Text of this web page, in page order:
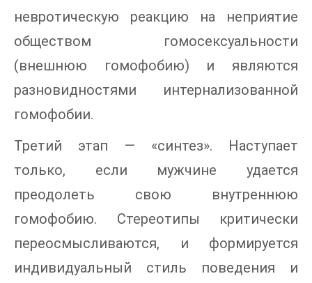
невротическую реакцию на неприятие
обществом гомосексуальности
(внешнюю гомофобию) и являются
разновидностями интернализованной
гомофобии.
Третий этап — «синтез». Наступает
только, если мужчине удается
преодолеть свою внутреннюю
гомофобию. Стереотипы критически
переосмысливаются, и формируется
индивидуальный стиль поведения и